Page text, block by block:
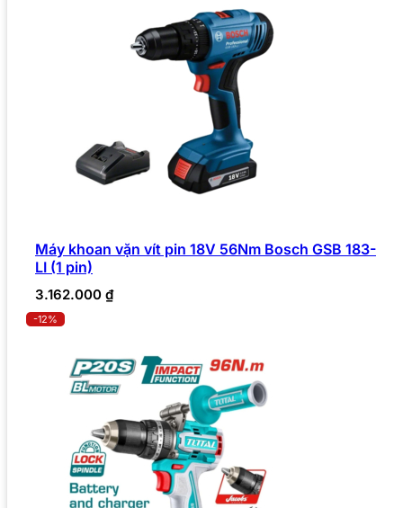
Máy khoan vặn vít pin 18V 56Nm Bosch GSB 183-
LI (1 pin)
3.162.000 ₫
-12%